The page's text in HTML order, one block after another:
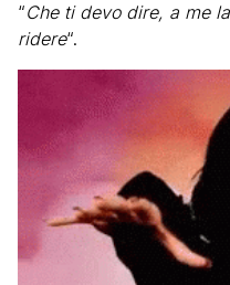
“Che ti devo dire, a me
ridere“.